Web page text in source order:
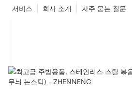
자주 묻는 질문
회사 소개
서비스